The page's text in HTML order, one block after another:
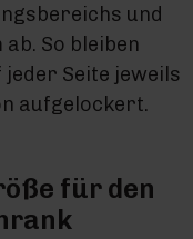
und
So bleiben
Seite jeweils
aufgelockert.
für den